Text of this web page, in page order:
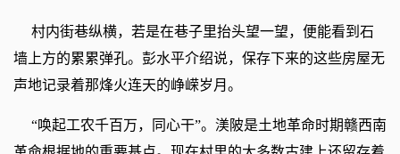
村内街巷纵横，若是在巷子里抬头望一望，便能看到石
墙上方的累累弹孔。彭水平介绍说，保存下来的这些房屋无
声地记录着那烽火连天的峥嵘岁月。
“唤起工农千百万，同心干”。渼陂是土地革命时期赣西南